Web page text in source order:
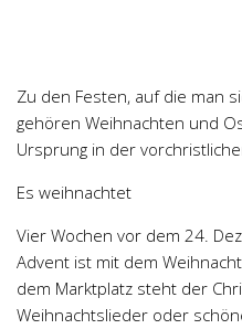
Ekonomie
Fyzika
Jazyky
Management
Zu den Festen, auf die man
gehören Weihnachten und
Ursprung in der
Es weihnachtet
Vier Wochen vor dem 24.
Advent ist mit dem
dem Marktplatz steht der
Weihnachtslieder oder